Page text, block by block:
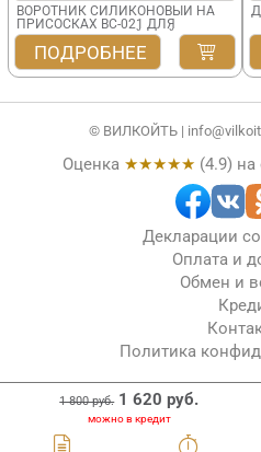
1 800 руб. 1 620 руб.
ВОРОТНИК СИЛИКОНОВЫЙ НА
ПРИСОСКАХ BC-021 ДЛЯ
ПАРИКМАХЕРСКОЙ МОЙКИ
ПОДРОБНЕЕ
© ВИЛКОЙТЬ |
Оценка ★★★★★ (4.9) на
Декларации
Оплата и
Обмен и
Политика